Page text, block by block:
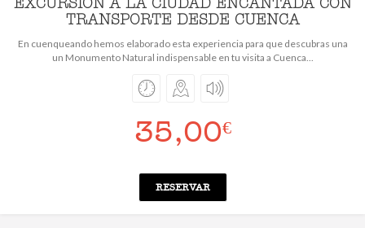
EXCURSIÓN A LA CIUDAD ENCANTADA CON
TRANSPORTE DESDE CUENCA
En cuenqueando hemos elaborado esta experiencia para que descubras una
un Monumento Natural indispensable en tu visita a Cuenca...
35,00€
RESERVAR